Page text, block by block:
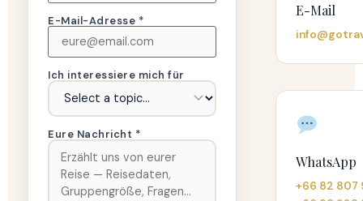
E-Mail-Adresse *
Ich interessiere mich für
Eure Nachricht *
E-Mail
WhatsApp
+66 82 807